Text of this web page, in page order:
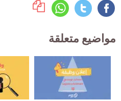
مواضيع متعلقة